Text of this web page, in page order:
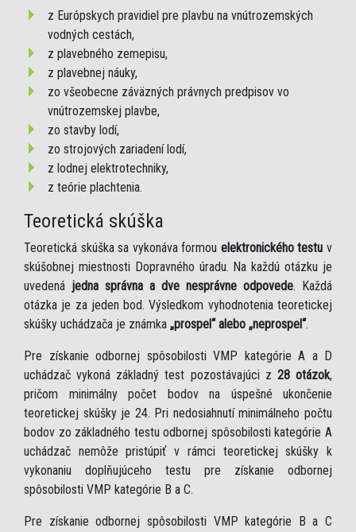
z Európskych pravidiel pre plavbu na vnútrozemských
vodných cestách,
z plavebného zemepisu,
z plavebnej náuky,
zo všeobecne záväzných právnych predpisov vo
vnútrozemskej plavbe,
zo stavby lodí,
zo strojových zariadení lodí,
z lodnej elektrotechniky,
z teórie plachtenia.
Teoretická skúška
Teoretická skúška sa vykonáva formou elektronického testu v
skúšobnej miestnosti Dopravného úradu. Na každú otázku je
uvedená jedna správna a dve nesprávne odpovede. Každá
otázka je za jeden bod. Výsledkom vyhodnotenia teoretickej
skúšky uchádzača je známka „prospel“ alebo „neprospel“.
Pre získanie odbornej spôsobilosti VMP kategórie A a D
uchádzač vykoná základný test pozostávajúci z 28 otázok,
pričom minimálny počet bodov na úspešné ukončenie
teoretickej skúšky je 24. Pri nedosiahnutí minimálneho počtu
bodov zo základného testu odbornej spôsobilosti kategórie A
uchádzač nemôže pristúpiť v rámci teoretickej skúšky k
vykonaniu doplňujúceho testu pre získanie odbornej
spôsobilosti VMP kategórie B a C.
Pre získanie odbornej spôsobilosti VMP kategórie B a C